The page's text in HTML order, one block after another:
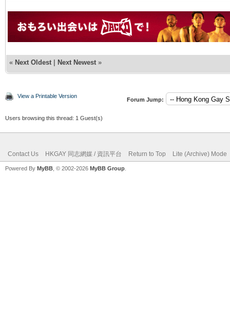
« Next Oldest | Next Newest »
View a Printable Version
Forum Jump:
Users browsing this thread: 1 Guest(s)
Contact Us HKGAY 同志網媒 / 資訊平台 Return to Top Lite (Archive) Mode
Powered By MyBB , © 2002-2026 MyBB Group